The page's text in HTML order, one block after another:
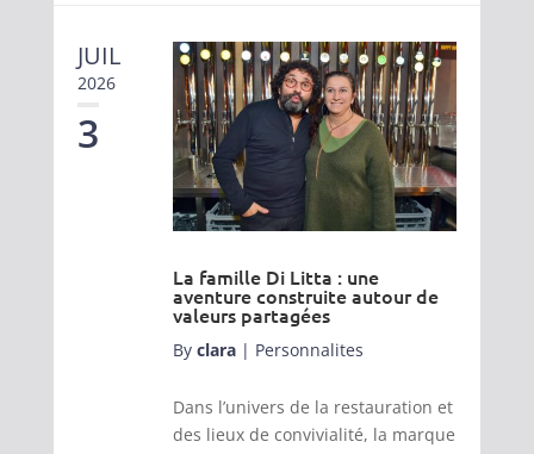
JUIL
2026
3
La famille Di Litta : une
aventure construite autour de
valeurs partagées
By clara| Personnalites
Dans l’univers de la restauration et
des lieux de convivialité, la marque